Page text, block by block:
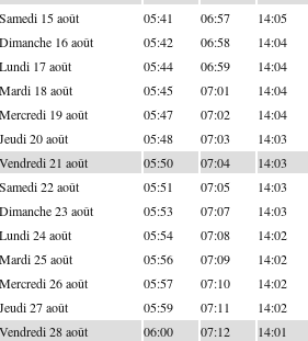
Samedi 15 août 05:41 06:57 14:05
Dimanche 16 août 05:42 06:58 14:04
Lundi 17 août 05:44 06:59 14:04
Mardi 18 août 05:45 07:01 14:04
Mercredi 19 août 05:47 07:02 14:04
Jeudi 20 août 05:48 07:03 14:03
Vendredi 21 août 05:50 07:04 14:03
Samedi 22 août 05:51 07:05 14:03
Dimanche 23 août 05:53 07:07 14:03
Lundi 24 août 05:54 07:08 14:02
Mardi 25 août 05:56 07:09 14:02
Mercredi 26 août 05:57 07:10 14:02
Jeudi 27 août 05:59 07:11 14:02
Vendredi 28 août 06:00 07:12 14:01